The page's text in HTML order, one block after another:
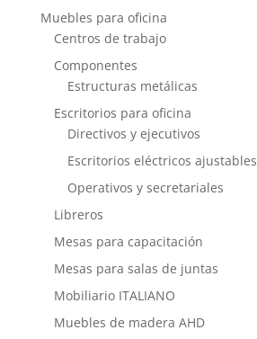
Muebles para oficina
Centros de trabajo
Componentes
Estructuras metálicas
Escritorios para oficina
Directivos y ejecutivos
Escritorios eléctricos ajustables
Operativos y secretariales
Libreros
Mesas para capacitación
Mesas para salas de juntas
Mobiliario ITALIANO
Muebles de madera AHD